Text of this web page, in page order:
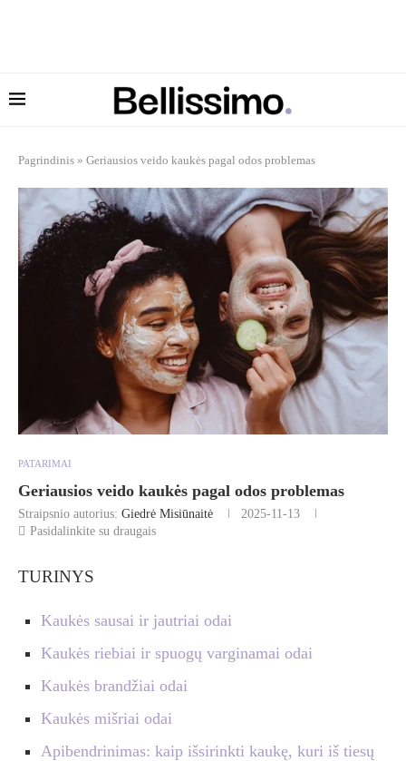
Pagrindinis » Geriausios veido kaukės pagal odos problemas
PATARIMAI
Geriausios veido kaukės pagal odos problemas
Straipsnio autorius: Giedrė Misiūnaitė
2025-11-13
Pasidalinkite su draugais
TURINYS
Kaukės sausai ir jautriai odai
Kaukės riebiai ir spuogų varginamai odai
Kaukės brandžiai odai
Kaukės mišriai odai
Apibendrinimas: kaip išsirinkti kaukę, kuri iš tiesų